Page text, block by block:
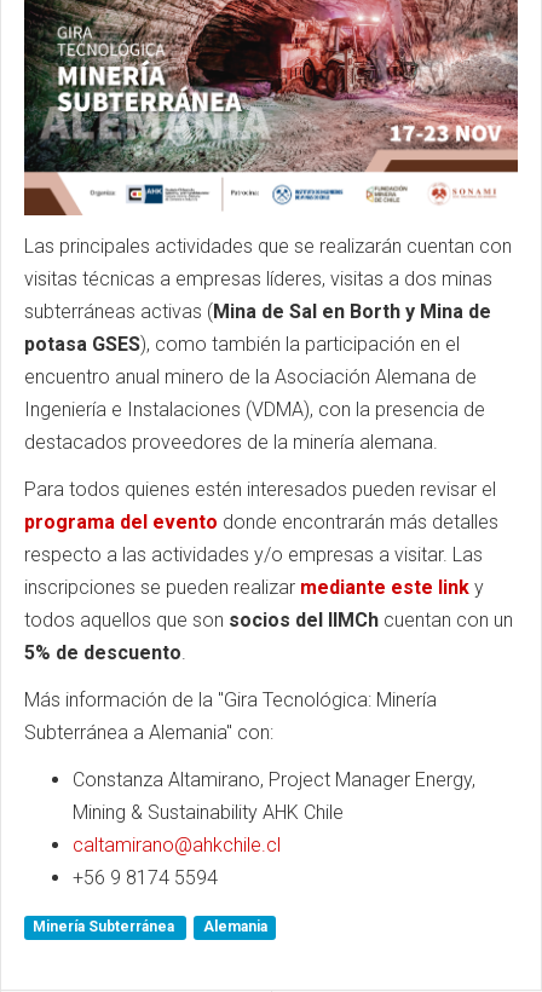
Las principales actividades que se realizarán cuentan con
visitas técnicas a empresas líderes, visitas a dos minas
subterráneas activas ( Mina de Sal en Borth y Mina de
potasa GSES), como también la participación en el
encuentro anual minero de la Asociación Alemana de
Ingeniería e Instalaciones (VDMA), con la presencia de
destacados proveedores de la minería alemana.
Para todos quienes estén interesados pueden revisar el
programa del evento donde encontrarán más detalles
respecto a las actividades y/o empresas a visitar. Las
inscripciones se pueden realizar mediante este link y
todos aquellos que son socios del IIMCh cuentan con un
5% de descuento.
Más información de la "Gira Tecnológica: Minería
Subterránea a Alemania" con:
Constanza Altamirano, Project Manager Energy,
Mining & Sustainability AHK Chile
caltamirano@ahkchile.cl
+56 9 8174 5594
Minería Subterránea Alemania